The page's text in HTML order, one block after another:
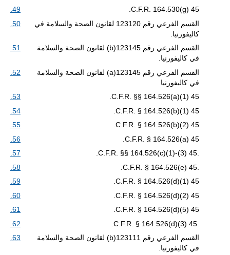
49.
45 C.F.R. 164.530(g).
50.
القسم الفرعي رقم 123120 لقانون الصحة والسلامة في
كاليفورنيا.
51.
القسم الفرعي رقم 123145(b) لقانون الصحة والسلامة
في كاليفورنيا.
52.
القسم الفرعي رقم 123145(a) لقانون الصحة والسلامة
في كاليفورنيا
53.
45 C.F.R. §§ 164.526(a)(1).
54.
45 C.F.R. § 164.526(b)(1).
55.
45 C.F.R. § 164.526(b)(2).
56.
45 C.F.R. § 164.526(a).
57.
.45 C.F.R. §§ 164.526(c)(1)-(3).
58.
59.
45 C.F.R. § 164.526(d)(1).
60.
45 C.F.R. § 164.526(d)(2).
61.
45 C.F.R. § 164.526(d)(5).
62.
63.
القسم الفرعي رقم 123111(b) لقانون الصحة والسلامة
في كاليفورنيا.